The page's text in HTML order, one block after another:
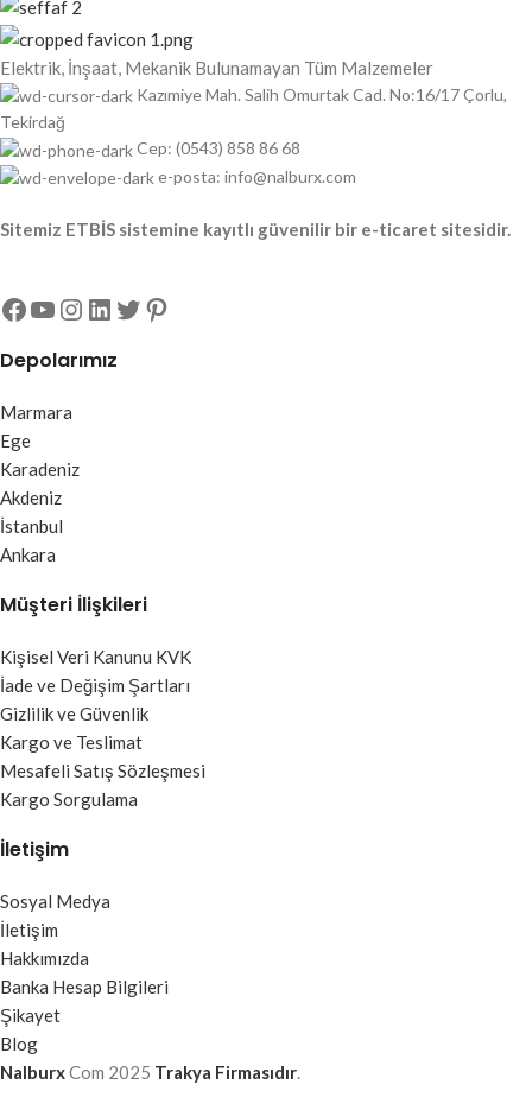
Elektrik, İnşaat, Mekanik Bulunamayan Tüm Malzemeler
Kazımiye Mah. Salih Omurtak Cad. No:16/17 Çorlu,
Tekirdağ
Cep: (0543) 858 86 68
e-posta: info@nalburx.com
Sitemiz ETBİS sistemine kayıtlı güvenilir bir e-ticaret sitesidir.
Depolarımız
Marmara
Ege
Karadeniz
Akdeniz
İstanbul
Ankara
Müşteri İlişkileri
Kişisel Veri Kanunu KVK
İade ve Değişim Şartları
Gizlilik ve Güvenlik
Kargo ve Teslimat
Mesafeli Satış Sözleşmesi
Kargo Sorgulama
İletişim
Sosyal Medya
İletişim
Hakkımızda
Banka Hesap Bilgileri
Şikayet
Blog
NalburxCom 2025 Trakya Firmasıdır.